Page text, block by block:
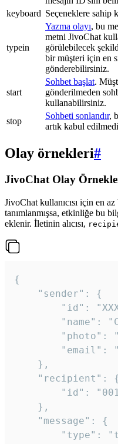
keyboard Seçeneklere sahip
typein
Yazma olayı, bu
metni JivoChat
görülebilecek
bir müşteri için en
gönderebilirsiniz.
start
Sohbet başlat.
gönderilmeden
kullanabilirsiniz.
stop
Sohbeti sonlandır,
artık kabul
Olay örnekleri#
JivoChat Olay
JivoChat kullanıcısı için en
tanımlanmışsa, etkinliğe bu
eklenir. İletinin alıcısı,
{